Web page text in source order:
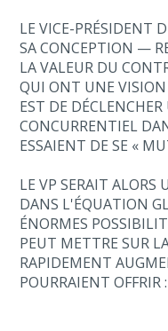
LE VICE-PRÉSIDENT
SA CONCEPTION —
LA VALEUR DU
QUI ONT UNE
EST DE
CONCURRENTIEL
ESSAIENT DE SE «
LE VP SERAIT ALORS
DANS L'ÉQUATION
ÉNORMES
PEUT METTRE SUR
RAPIDEMENT
POURRAIENT OFFRIR :